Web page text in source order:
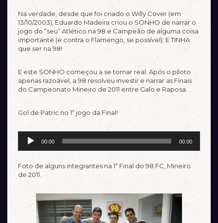
áudio
Na verdade, desde que foi criado o Willy Cover (em
13/10/2003), Eduardo Madeira criou o SONHO de narrar o
jogo do “seu” Atlético na 98 e Campeão de alguma coisa
importante (e contra o Flamengo, se possível). E TINHA
que ser na 98!
E este SONHO começou a se tornar real. Após o piloto
apenas razoável, a 98 resolveu investir e narrar as Finais
do Campeonato Mineiro de 2011 entre Galo e Raposa.
Gol de Patric no 1º jogo da Final!
Tocador
00:00 00:00
Foto de alguns integrantes na 1ª Final do 98 FC, Mineiro
de 2011.